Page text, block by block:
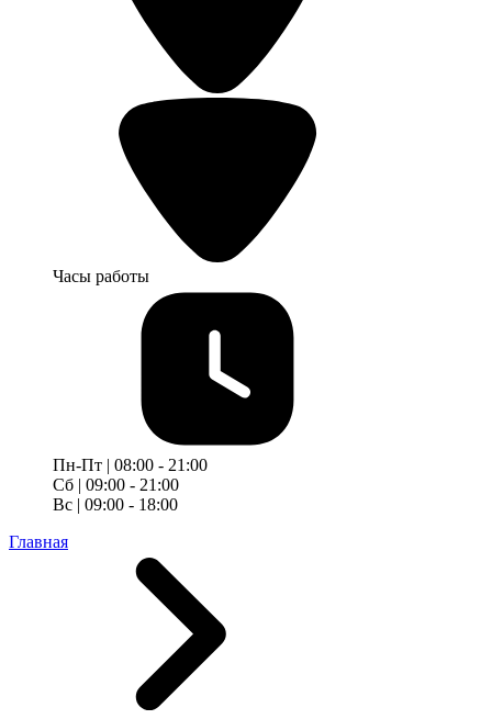
Часы работы
Пн-Пт | 08:00 - 21:00
Сб | 09:00 - 21:00
Вс | 09:00 - 18:00
Главная